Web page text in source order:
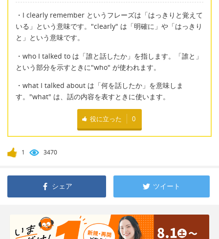
・I clearly remember というフレーズは「はっきりと覚えて
いる」という意味です。"clearly" は「明確に」や「はっきり
と」という意味です。
・who I talked to は「誰と話したか」を指します。「誰と」
という部分を示すときに"who" が使われます。
・what I talked about は「何を話したか」を意味しま
す。"what" は、話の内容を表すときに使います。
役に立った 0
1 3470
シェア ツイート